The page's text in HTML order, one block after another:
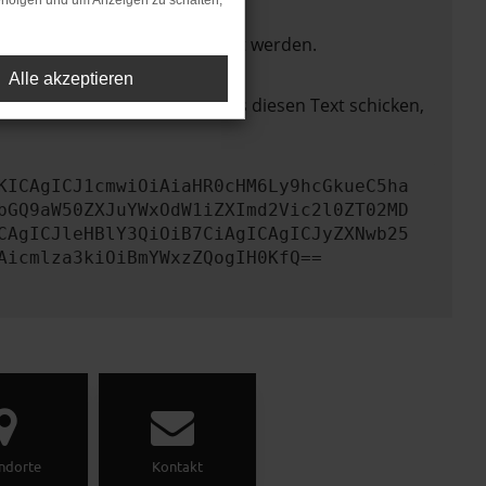
nicht mehr unterstützt werden.
zu beheben. Du kannst uns diesen Text schicken,
Kontakt
Alle akzeptieren